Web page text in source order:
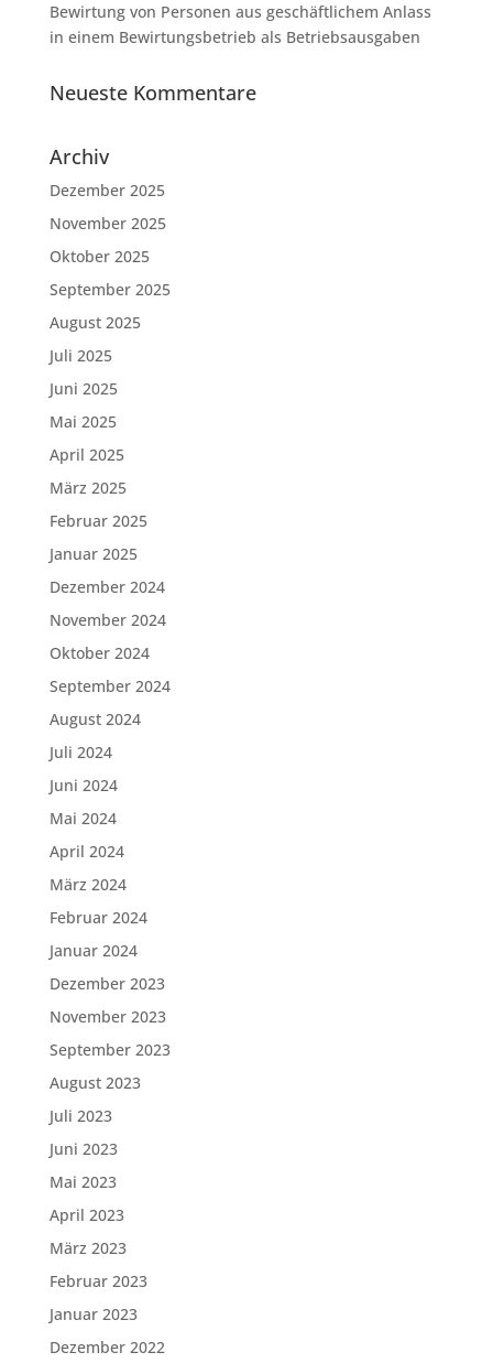
Bewirtung von Personen aus geschäftlichem Anlass
in einem Bewirtungsbetrieb als Betriebsausgaben
Neueste Kommentare
Archiv
Dezember 2025
November 2025
Oktober 2025
September 2025
August 2025
Juli 2025
Juni 2025
Mai 2025
April 2025
März 2025
Februar 2025
Januar 2025
Dezember 2024
November 2024
Oktober 2024
September 2024
August 2024
Juli 2024
Juni 2024
Mai 2024
April 2024
März 2024
Februar 2024
Januar 2024
Dezember 2023
November 2023
September 2023
August 2023
Juli 2023
Juni 2023
Mai 2023
April 2023
März 2023
Februar 2023
Januar 2023
Dezember 2022